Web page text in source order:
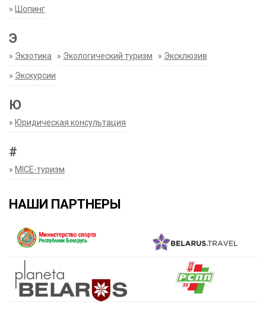
» Шопинг
Э
» Экзотика » Экологический туризм » Эксклюзив
» Экскурсии
Ю
» Юридическая консультация
#
» MICE-туризм
НАШИ ПАРТНЕРЫ